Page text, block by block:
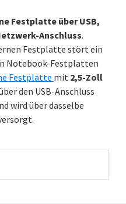
Festplatte über USB,
Anschluss.
Festplatte stört ein
Notebook-Festplatten
Festplatte mit 2,5-Zoll
den USB-Anschluss
wird über dasselbe